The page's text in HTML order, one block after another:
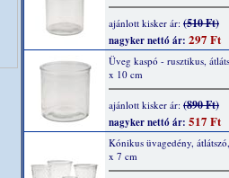
ajánlott kisker ár: (510 Ft)
nagyker nettó ár: 297 Ft
Üveg kaspó - rusztikus,
x 10 cm
ajánlott kisker ár: (890 Ft)
nagyker nettó ár: 517 Ft
Kónikus üvagedény,
x 7 cm